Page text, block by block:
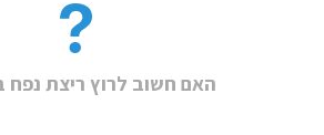
האם חשוב לרוץ ריצת נפח